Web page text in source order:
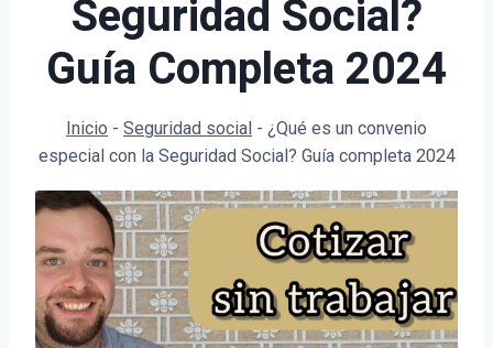
Seguridad Social?
Guía Completa 2024
Inicio - Seguridad social - ¿Qué es un convenio
especial con la Seguridad Social? Guía completa 2024